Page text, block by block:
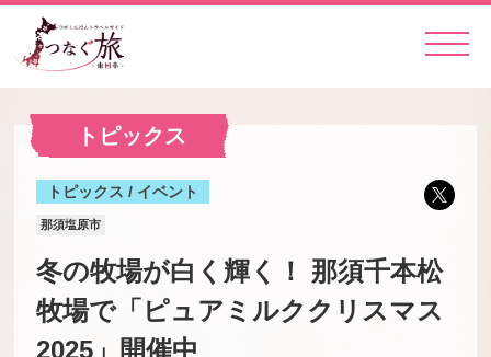
トピックス
トピックス / イベント
那須塩原市
冬の牧場が白く輝く！ 那須千本松
牧場で「ピュアミルククリスマス
2025」開催中